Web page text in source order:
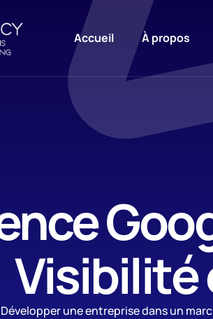
Accueil À propos
Visibilité
Développer une entreprise dans un